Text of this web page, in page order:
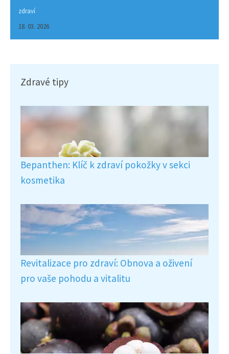
zdraví
18. 03. 2026
Zdravé tipy
Bepanthen: Klíč k zdraví pokožky v sekci
kosmetika
Revitalizace pro zdraví: Obnova a oživení
pro vaše pohodu a vitalitu